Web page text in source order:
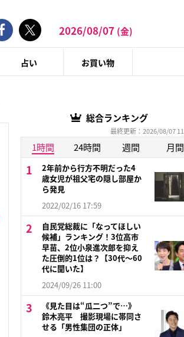
2026/08/07 (金)
占い お買い物
総合ランキング
最終更新：2026/08/07
1時間 24時間 週間 月間
2年前から行方不明だった4
歳女児が祖父宅の隠し部屋か
ら発見
2022/02/16 17:59
自民党総裁に「なってほしい
候補」ランキング！3位高市
早苗、2位小泉進次郎を抑え
た圧倒的1位は？【30代〜60
代に聞いた】
2024/09/26 11:00
《見た目は“瓜二つ”で…》
鈴木亮平 撮影現場に帯同さ
せる「男性集団の正体」